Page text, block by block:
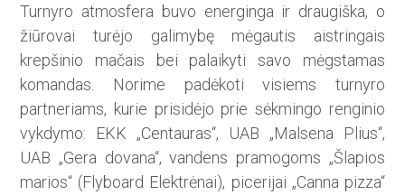
Turnyro atmosfera buvo energinga ir draugiška, o
žiūrovai turėjo galimybę mėgautis aistringais
krepšinio mačais bei palaikyti savo mėgstamas
komandas. Norime padėkoti visiems turnyro
partneriams, kurie prisidėjo prie sėkmingo renginio
vykdymo: EKK „Centauras“, UAB „Malsena Plius“,
UAB „Gera dovana“, vandens pramogoms „Šlapios
marios“ (Flyboard Elektrėnai), picerijai „Canna pizza“